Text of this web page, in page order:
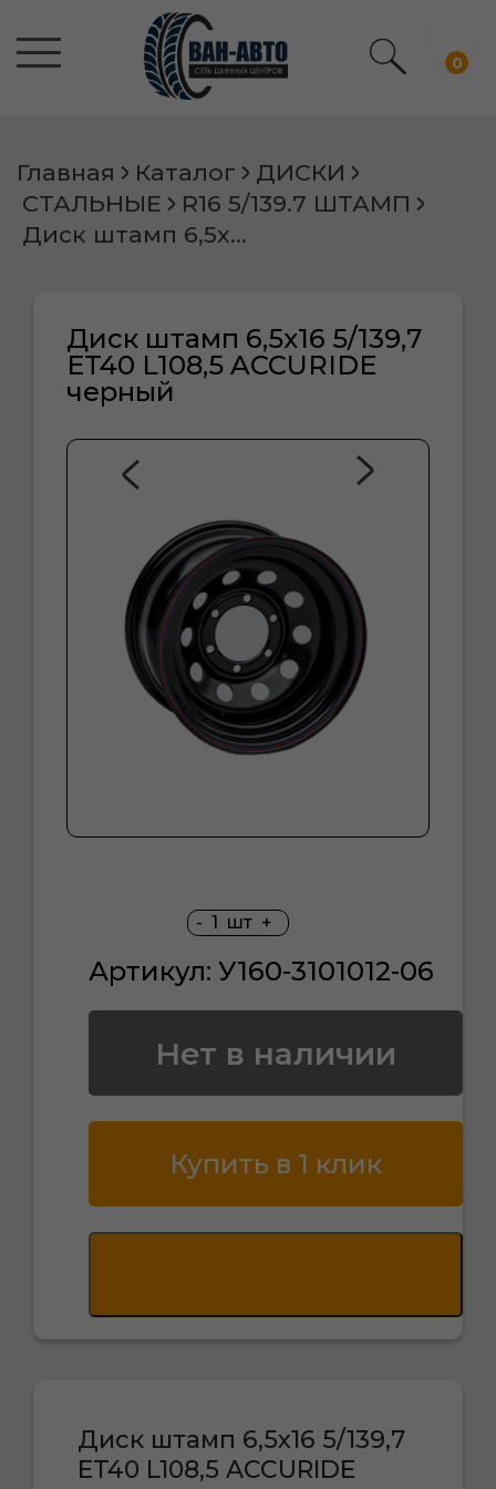
0
Главная Каталог
ДИСКИ
СТАЛЬНЫЕ
R16 5/139.7 ШТАМП
Диск штамп 6,5х16 5/139,7 ET40 L108,5 ACCURIDE черный
Диск штамп 6,5х16 5/139,7
ET40 L108,5 ACCURIDE
черный
- 1 шт +
Артикул: У160-3101012-06
Нет в наличии
Купить в 1 клик
Диск штамп 6,5х16 5/139,7
ET40 L108,5 ACCURIDE